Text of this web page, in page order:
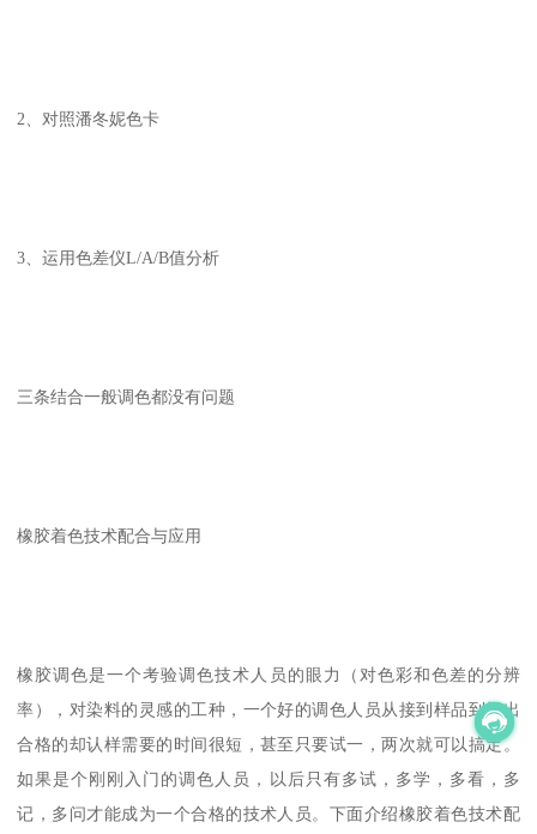
2、对照潘冬妮色卡
3、运用色差仪L/A/B值分析
三条结合一般调色都没有问题
橡胶着色技术配合与应用
橡胶调色是一个考验调色技术人员的眼力（对色彩和色差的分辨
率），对染料的灵感的工种，一个好的调色人员从接到样品到打出
合格的却认样需要的时间很短，甚至只要试一，两次就可以搞定。
如果是个刚刚入门的调色人员，以后只有多试，多学，多看，多
记，多问才能成为一个合格的技术人员。下面介绍橡胶着色技术配